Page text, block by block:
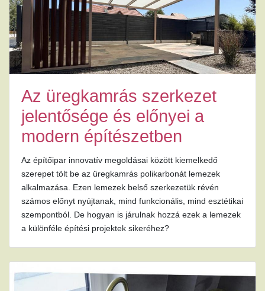
Az üregkamrás szerkezet
jelentősége és előnyei a
modern építészetben
Az építőipar innovatív megoldásai között kiemelkedő
szerepet tölt be az üregkamrás polikarbonát lemezek
alkalmazása. Ezen lemezek belső szerkezetük révén
számos előnyt nyújtanak, mind funkcionális, mind esztétikai
szempontból. De hogyan is járulnak hozzá ezek a lemezek
a különféle építési projektek sikeréhez?